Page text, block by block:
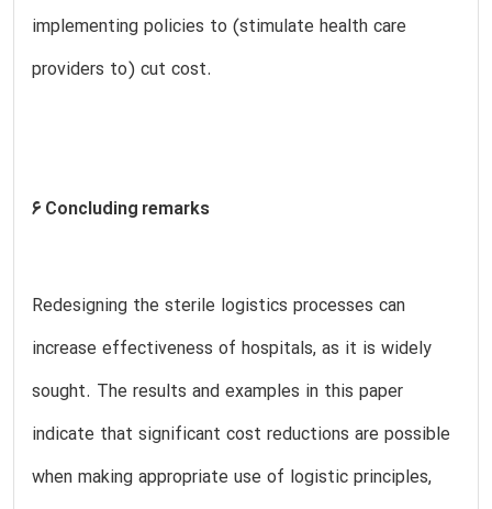
implementing policies to (stimulate health care
providers to) cut cost.
6 Concluding remarks
Redesigning the sterile logistics processes can
increase effectiveness of hospitals, as it is widely
sought. The results and examples in this paper
indicate that significant cost reductions are possible
when making appropriate use of logistic principles,